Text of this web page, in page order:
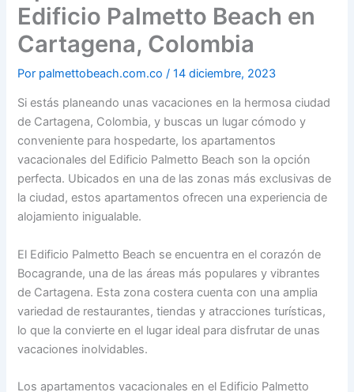
Edificio Palmetto Beach en
Cartagena, Colombia
Por palmettobeach.com.co/14 diciembre, 2023
Si estás planeando unas vacaciones en la hermosa ciudad
de Cartagena, Colombia, y buscas un lugar cómodo y
conveniente para hospedarte, los apartamentos
vacacionales del Edificio Palmetto Beach son la opción
perfecta. Ubicados en una de las zonas más exclusivas de
la ciudad, estos apartamentos ofrecen una experiencia de
alojamiento inigualable.
El Edificio Palmetto Beach se encuentra en el corazón de
Bocagrande, una de las áreas más populares y vibrantes
de Cartagena. Esta zona costera cuenta con una amplia
variedad de restaurantes, tiendas y atracciones turísticas,
lo que la convierte en el lugar ideal para disfrutar de unas
vacaciones inolvidables.
Los apartamentos vacacionales en el Edificio Palmetto